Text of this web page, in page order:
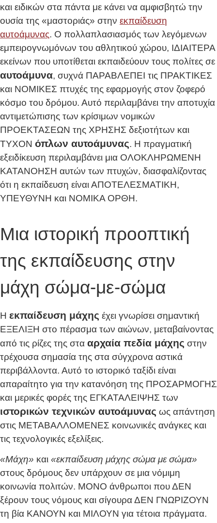
και ειδικών στα πάντα με κάνει να αμφισβητώ την
ουσία της «μαστοριάς» στην εκπαίδευση
αυτοάμυνας. Ο πολλαπλασιασμός των λεγόμενων
εμπειρογνωμόνων του αθλητικού χώρου, ΙΔΙΑΙΤΕΡΑ
εκείνων που υποτίθεται εκπαιδεύουν τους πολίτες σε
αυτοάμυνα, συχνά ΠΑΡΑΒΛΕΠΕΙ τις ΠΡΑΚΤΙΚΕΣ
και ΝΟΜΙΚΕΣ πτυχές της εφαρμογής στον ζοφερό
κόσμο του δρόμου. Αυτό περιλαμβάνει την αποτυχία
αντιμετώπισης των κρίσιμων νομικών
ΠΡΟΕΚΤΑΣΕΩΝ της ΧΡΗΣΗΣ δεξιοτήτων και
ΤΥΧΟΝ όπλων αυτοάμυνας. Η πραγματική
εξειδίκευση περιλαμβάνει μια ΟΛΟΚΛΗΡΩΜΕΝΗ
ΚΑΤΑΝΟΗΣΗ αυτών των πτυχών, διασφαλίζοντας
ότι η εκπαίδευση είναι ΑΠΟΤΕΛΕΣΜΑΤΙΚΗ,
ΥΠΕΥΘΥΝΗ και ΝΟΜΙΚΑ ΟΡΘΗ.
Μια ιστορική προοπτική
της εκπαίδευσης στην
μάχη σώμα-με-σώμα
Η εκπαίδευση μάχης έχει γνωρίσει σημαντική
ΕΞΕΛΙΞΗ στο πέρασμα των αιώνων, μεταβαίνοντας
από τις ρίζες της στα αρχαία πεδία μάχης στην
τρέχουσα σημασία της στα σύγχρονα αστικά
περιβάλλοντα. Αυτό το ιστορικό ταξίδι είναι
απαραίτητο για την κατανόηση της ΠΡΟΣΑΡΜΟΓΗΣ
και μερικές φορές της ΕΓΚΑΤΑΛΕΙΨΗΣ των
ιστορικών τεχνικών αυτοάμυνας ως απάντηση
στις ΜΕΤΑΒΑΛΛΟΜΕΝΕΣ κοινωνικές ανάγκες και
τις τεχνολογικές εξελίξεις.
«Μάχη» και «εκπαίδευση μάχης σώμα με σώμα»
στους δρόμους δεν υπάρχουν σε μια νόμιμη
κοινωνία πολιτών. ΜΟΝΟ άνθρωποι που ΔΕΝ
ξέρουν τους νόμους και σίγουρα ΔΕΝ ΓΝΩΡΙΖΟΥΝ
τη βία ΚΑΝΟΥΝ και ΜΙΛΟΥΝ για τέτοια πράγματα.